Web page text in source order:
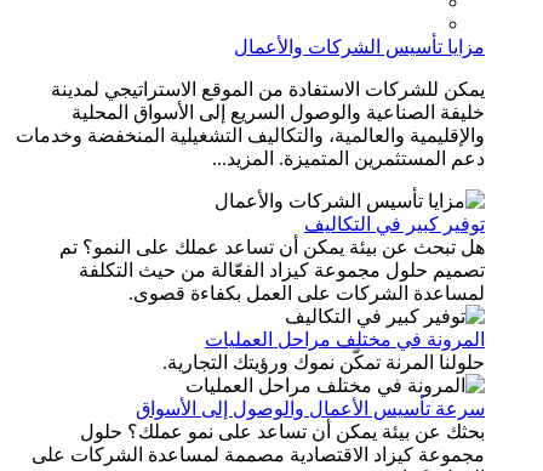
تأسيس الشركات والأعمال
للشركات الاستفادة من الموقع الاستراتيجي لمدينة
الصناعية والوصول السريع إلى الأسواق المحلية
والعالمية، والتكاليف التشغيلية المنخفضة وخدمات
المستثمرين المتميزة. المزيد...
كبير في التكاليف
تبحث عن بيئة يمكن أن تساعد عملك على النمو؟ تم
حلول مجموعة كيزاد الفعّالة من حيث التكلفة
الشركات على العمل بكفاءة قصوى.
في مختلف مراحل العمليات
المرنة تمكّن نموك ورؤيتك التجارية.
تأسيس الأعمال والوصول إلى الأسواق
عن بيئة يمكن أن تساعد على نمو عملك؟ حلول
كيزاد الاقتصادية مصممة لمساعدة الشركات على